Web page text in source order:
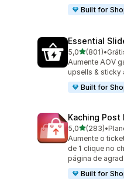
Built for
Essential
5,0de 5 estrelas
(801)
801 avaliações
•
Aumente AOV
upsells & sticky
Built for
Kaching Post
5,0de 5 estrelas
(283)
283 avaliações
•
Aumente o
de 1 clique no
página de
Built for